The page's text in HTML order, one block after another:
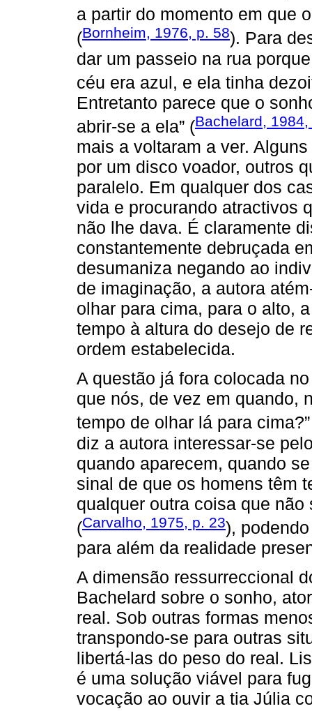
a partir do momento em que
(Bornheim, 1976, p. 58). Para
dar um passeio na rua
céu era azul, e ela tinha
Entretanto parece que o
abrir-se a ela” (Bachelard,
mais a voltaram a ver.
por um disco voador, outros
paralelo. Em qualquer dos
vida e procurando atractivos
não lhe dava. É claramente
constantemente debruçada
desumaniza negando ao
de imaginação, a autora
olhar para cima, para o alto,
tempo à altura do desejo de
ordem estabelecida.
A questão já fora colocada
que nós, de vez em quando,
tempo de olhar lá para
diz a autora interessar-se
quando aparecem, quando
sinal de que os homens têm
qualquer outra coisa que
(Carvalho, 1975, p. 23),
para além da realidade
A dimensão ressurreccional
Bachelard sobre o sonho,
real. Sob outras formas
transpondo-se para outras
libertá-las do peso do real.
é uma solução viável para
vocação ao ouvir a tia Júlia